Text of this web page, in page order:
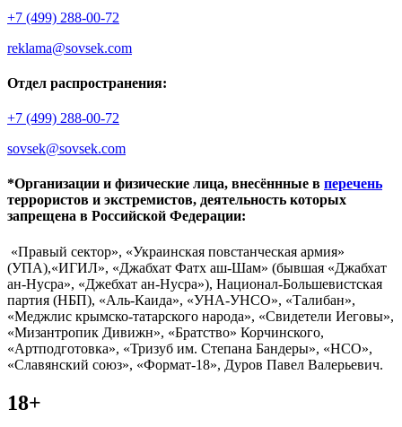
+7 (499) 288-00-72
reklama@sovsek.com
Отдел распространения:
+7 (499) 288-00-72
sovsek@sovsek.com
*Организации и физические лица, внесённные в перечень
террористов и экстремистов, деятельность которых
запрещена в Российской Федерации:
«Правый сектор», «Украинская повстанческая армия»
(УПА),«ИГИЛ», «Джабхат Фатх аш-Шам» (бывшая «Джабхат
ан-Нусра», «Джебхат ан-Нусра»), Национал-Большевистская
партия (НБП), «Аль-Каида», «УНА-УНСО», «Талибан»,
«Меджлис крымско-татарского народа», «Свидетели Иеговы»,
«Мизантропик Дивижн», «Братство» Корчинского,
«Артподготовка», «Тризуб им. Степана Бандеры», «НСО»,
«Славянский союз», «Формат-18», Дуров Павел Валерьевич.
18+